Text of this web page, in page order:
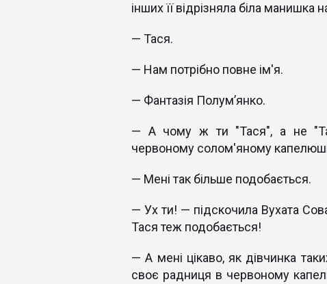
інших її відрізняла біла манишка
— Тася.
— Нам потрібно повне ім'я.
— Фантазія Полум’янко.
— А чому ж ти "Тася", а не
червоному солом'яному
— Мені так більше подобається.
— Ух ти! — підскочила Вухата
Тася теж подобається!
— А мені цікаво, як дівчинка
своє радниця в червоному